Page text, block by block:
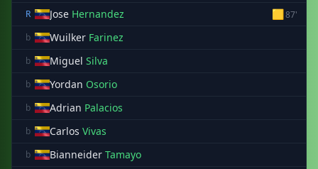
R
Jose Hernandez 🟨87'
b
Wuilker Farinez
b Miguel Silva
b Yordan Osorio
b Adrian Palacios
b Carlos Vivas
b Bianneider Tamayo